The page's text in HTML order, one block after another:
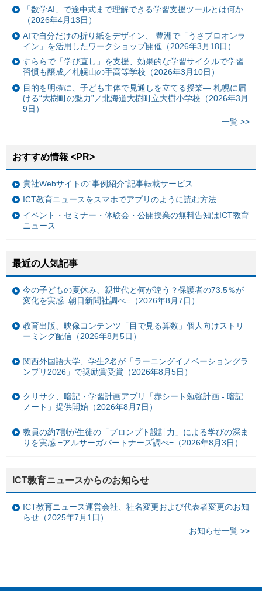
「数学AI」で途中式まで理解できる学習支援ツールとは何か
（2026年4月13日）
AIで自分だけの折り紙をデザイン、 豊洲で「うさプロオンラ
イン」を活用したワークショップ開催（2026年3月18日）
すららで「学び直し」を支援、効果的な学習サイクルで学習
習慣も醸成／札幌山の手高等学校（2026年3月10日）
目的を明確に、子ども主体で見通しを立てる授業— 札幌に届
ける“大樹町の魅力”／北海道大樹町立大樹小学校（2026年3月
9日）
一覧 >>
おすすめ情報 <PR>
貴社Webサイトの“事例紹介”記事転載サービス
ICT教育ニュースをスマホでアプリのように読む方法
イベント・セミナー・体験会・公開授業の無料告知はICT教育
ニュース
最近の人気記事
今の子どもの夏休み、親世代と何が違う？保護者の73.5％が
変化を実感=朝日新聞社調べ=（2026年8月7日）
教育出版、映像コンテンツ「目で見る算数」個人向けストリ
ーミング配信（2026年8月5日）
関西外国語大学、学生2名が「ラーニングイノベーショングラ
ンプリ2026」で奨励賞受賞（2026年8月5日）
クリサク、暗記・学習計画アプリ「赤シート勉強計画 - 暗記
ノート」提供開始（2026年8月7日）
教員の約7割が生徒の「プロンプト設計力」による学びの深ま
りを実感 =アルサーガパートナーズ調べ=（2026年8月3日）
ICT教育ニュースからのお知らせ
ICT教育ニュース運営会社、社名変更および代表者変更のお知
らせ（2025年7月1日）
お知らせ一覧 >>